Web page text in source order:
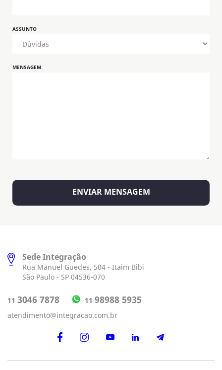
ASSUNTO
MENSAGEM
Sede Integração
Rua Manuel Guedes, 504 - Itaim Bibi
São Paulo - SP 04536-070
11 3046 7878 11 98988 5935
atendimento@integracao.com.br